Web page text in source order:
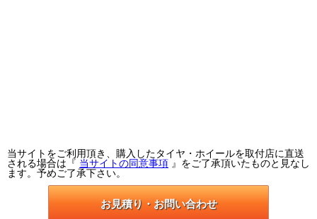
当サイトをご利用頂き、購入したタイヤ・ホイールを取付店に直送
される場合は『 当サイトの同意事項 』をご了承頂いたものと見なし
ます。予めご了承下さい。
お見積り・お問い合わせ